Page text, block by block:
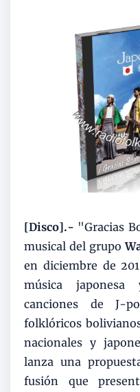
[Disco].- "Gracias
musical del grupo
en diciembre de
música japonesa
canciones de J-
folklóricos
nacionales y
lanza una
fusión que